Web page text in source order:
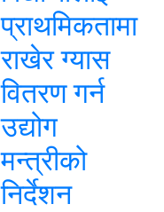
प्राथमिकतामा
राखेर ग्यास
वितरण गर्न
उद्योग
मन्त्रीको
निर्देशन